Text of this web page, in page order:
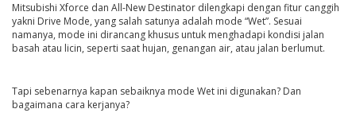
Mitsubishi Xforce dan All-New Destinator dilengkapi dengan fitur canggih
yakni Drive Mode, yang salah satunya adalah mode “Wet”. Sesuai
namanya, mode ini dirancang khusus untuk menghadapi kondisi jalan
basah atau licin, seperti saat hujan, genangan air, atau jalan berlumut.
Tapi sebenarnya kapan sebaiknya mode Wet ini digunakan? Dan
bagaimana cara kerjanya?